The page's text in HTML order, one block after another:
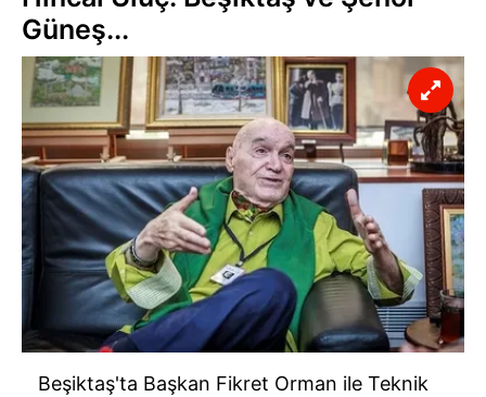
Güneş...
Beşiktaş'ta Başkan Fikret Orman ile Teknik